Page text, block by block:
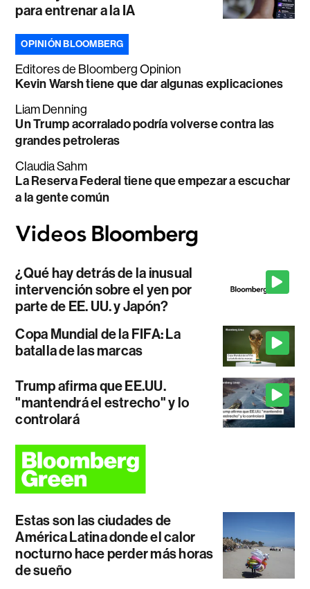
para entrenar a la IA
OPINIÓN BLOOMBERG
Editores de Bloomberg Opinion
Kevin Warsh tiene que dar algunas explicaciones
Liam Denning
Un Trump acorralado podría volverse contra las
grandes petroleras
Claudia Sahm
La Reserva Federal tiene que empezar a escuchar
a la gente común
¿Qué hay detrás de la inusual
intervención sobre el yen por
parte de EE. UU. y Japón?
Copa Mundial de la FIFA: La
batalla de las marcas
Trump afirma que EE.UU.
"mantendrá el estrecho" y lo
controlará
Estas son las ciudades de
América Latina donde el calor
nocturno hace perder más horas
de sueño